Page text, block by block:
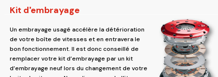
Kit d'embrayage
Un embrayage usagé accélère la détérioration
de votre boîte de vitesses et en entravera le
bon fonctionnement. Il est donc conseillé de
remplacer votre kit d’embrayage par un kit
d’embrayage neuf lors du changement de votre